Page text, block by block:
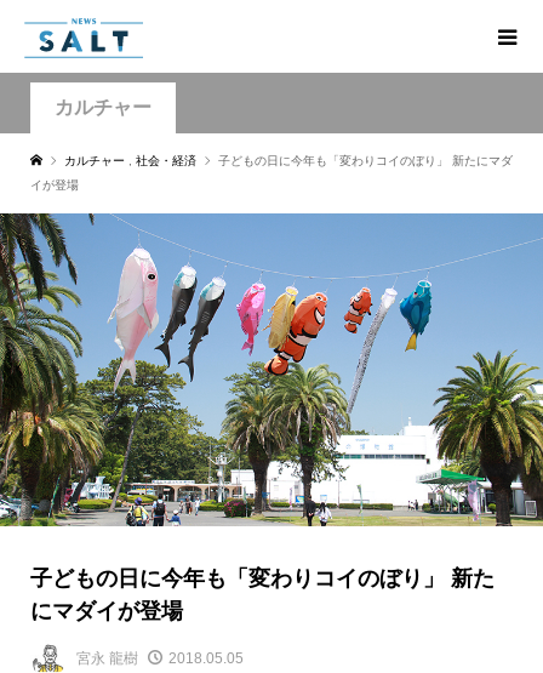
カルチャー
カルチャー 社会・経済
子どもの日に今年も「変わりコイのぼり」 新たにマダ
イが登場
子どもの日に今年も「変わりコイのぼり」 新た
にマダイが登場
宮永 龍樹 2018.05.05